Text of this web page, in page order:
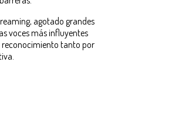
agotado grandes
voces más influyentes
tanto por